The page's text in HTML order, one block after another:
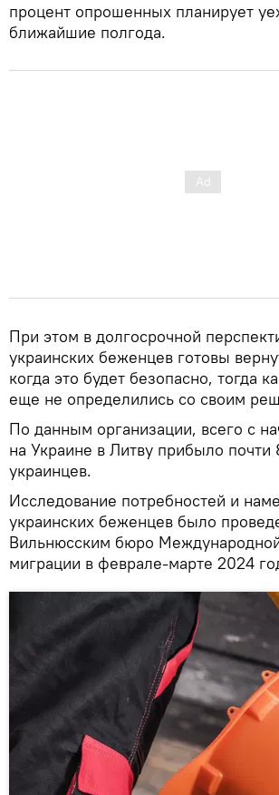
процент опрошенных планирует
ближайшие полгода.
При этом в долгосрочной
украинских беженцев готовы
когда это будет безопасно, тогда
еще не определились со своим
По данным организации, всего с
на Украине в Литву прибыло почти
украинцев.
Исследование потребностей и
украинских беженцев было
Вильнюсским бюро
миграции в феврале-марте 2024